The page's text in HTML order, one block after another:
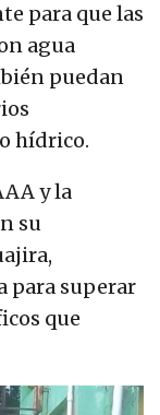
para que las
agua
puedan
hídrico.
y la
su
para superar
que